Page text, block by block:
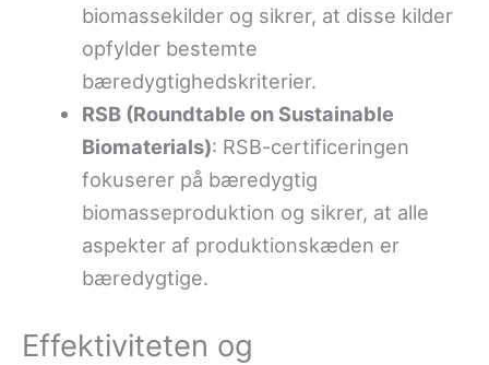
biomassekilder og sikrer, at disse kilder
opfylder bestemte
bæredygtighedskriterier.
RSB (Roundtable on Sustainable
Biomaterials): RSB-certificeringen
fokuserer på bæredygtig
biomasseproduktion og sikrer, at alle
aspekter af produktionskæden er
bæredygtige.
Effektiviteten og